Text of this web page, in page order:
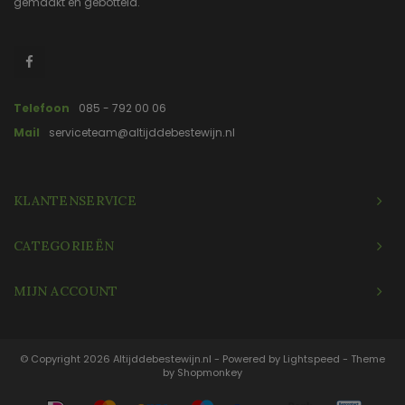
Telefoon
085 - 792 00 06
Mail
serviceteam@altijddebestewijn.nl
KLANTENSERVICE
CATEGORIEËN
MIJN ACCOUNT
© Copyright 2026 Altijddebestewijn.nl - Powered by Lightspeed - Theme
by Shopmonkey